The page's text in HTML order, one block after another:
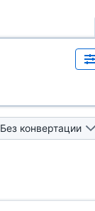
Без конвертации